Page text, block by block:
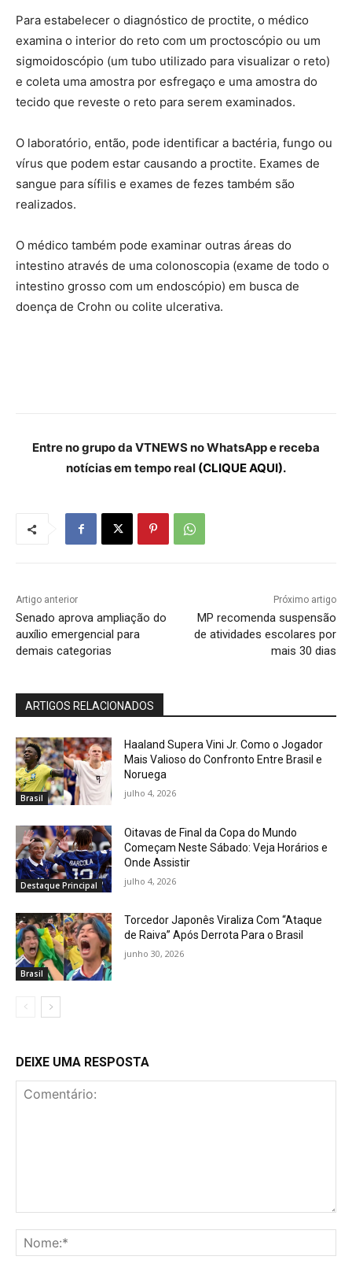
Para estabelecer o diagnóstico de proctite, o médico
examina o interior do reto com um proctoscópio ou um
sigmoidoscópio (um tubo utilizado para visualizar o reto)
e coleta uma amostra por esfregaço e uma amostra do
tecido que reveste o reto para serem examinados.
O laboratório, então, pode identificar a bactéria, fungo ou
vírus que podem estar causando a proctite. Exames de
sangue para sífilis e exames de fezes também são
realizados.
O médico também pode examinar outras áreas do
intestino através de uma colonoscopia (exame de todo o
intestino grosso com um endoscópio) em busca de
doença de Crohn ou colite ulcerativa.
Entre no grupo da VTNEWS no WhatsApp e receba
notícias em tempo real (CLIQUE AQUI).
Artigo anterior
Senado aprova ampliação do
auxílio emergencial para
demais categorias
Próximo artigo
MP recomenda suspensão
de atividades escolares por
mais 30 dias
ARTIGOS RELACIONADOS
Brasil
Haaland Supera Vini Jr. Como o Jogador
Mais Valioso do Confronto Entre Brasil e
Noruega
julho 4, 2026
Destaque Principal
Oitavas de Final da Copa do Mundo
Começam Neste Sábado: Veja Horários e
Onde Assistir
julho 4, 2026
Brasil
Torcedor Japonês Viraliza Com “Ataque
de Raiva” Após Derrota Para o Brasil
junho 30, 2026
DEIXE UMA RESPOSTA